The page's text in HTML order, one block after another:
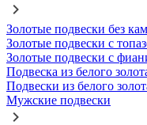
Золотые подвески без
Золотые подвески с
Золотые подвески с
Подвеска из белого
Подвески из белого
Мужские подвески